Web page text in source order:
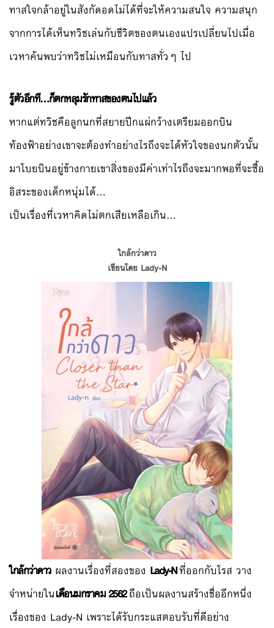
ทาสใจกล้าอยู่ในสังกัดอดไม่ได้ที่จะให้ความสนใจ ความสนุก
จากการได้เห็นทวิชเล่นกับชีวิตของตนเองแปรเปลี่ยนไปเมื่อ
เวหาค้นพบว่าทวิชไม่เหมือนกับทาสทั่วๆ ไป
รู้ตัวอีกที…ก็ตกหลุมรักทาสของตนไปแล้ว
หากแต่ทวิชคือลูกนกที่สยายปีกแผ่กว้างเตรียมออกบิน
ท้องฟ้าอย่างเขาจะต้องทำอย่างไรถึงจะได้หัวใจของนกตัวนั้น
มาโบยบินอยู่ข้างกายเขาสิ่งของมีค่าเท่าไรถึงจะมากพอที่จะซื้อ
อิสระของเด็กหนุ่มได้…
เป็นเรื่องที่เวหาคิดไม่ตกเสียเหลือเกิน…
ใกล้กว่าดาว
เขียนโดย Lady-N
ใกล้กว่าดาวผลงานเรื่องที่สองของ Lady-Nที่ออกกับโรส วาง
จำหน่ายในเดือนมกราคม 2562ถือเป็นผลงานสร้างชื่ออีกหนึ่ง
เรื่องของ Lady-N เพราะได้รับกระแสตอบรับที่ดีอย่าง